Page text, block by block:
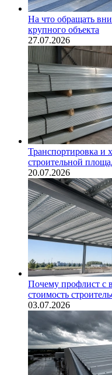
На что обращать
крупного объекта
27.07.2026
Транспортировка и
строительной
20.07.2026
Почему профлист с
стоимость
03.07.2026